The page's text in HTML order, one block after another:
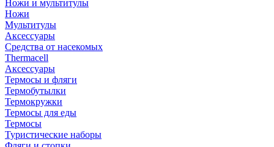
Ножи и мультитулы
Ножи
Мультитулы
Аксессуары
Средства от насекомых
Thermacell
Аксессуары
Термосы и фляги
Термобутылки
Термокружки
Термосы для еды
Термосы
Туристические наборы